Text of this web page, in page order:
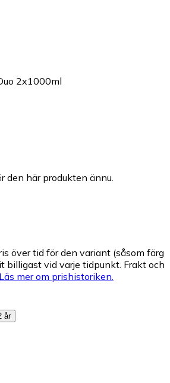
2x1000ml
den här produkten ännu.
över tid för den variant (såsom färg
billigast vid varje tidpunkt. Frakt och
Läs mer om prishistoriken.
år